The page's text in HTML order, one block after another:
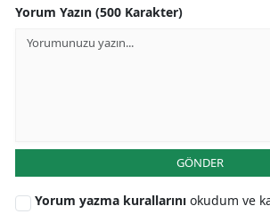
Yorum Yazın (500 Karakter)
GÖNDER
Yorum yazma kurallarını okudum ve